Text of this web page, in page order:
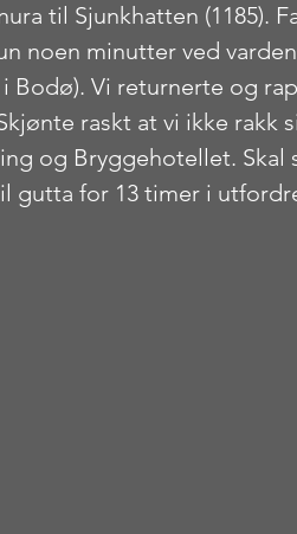
til Sjunkhatten (1185).
noen minutter ved
Bodø). Vi returnerte og
raskt at vi ikke rakk
og Bryggehotellet. Skal
gutta for 13 timer i